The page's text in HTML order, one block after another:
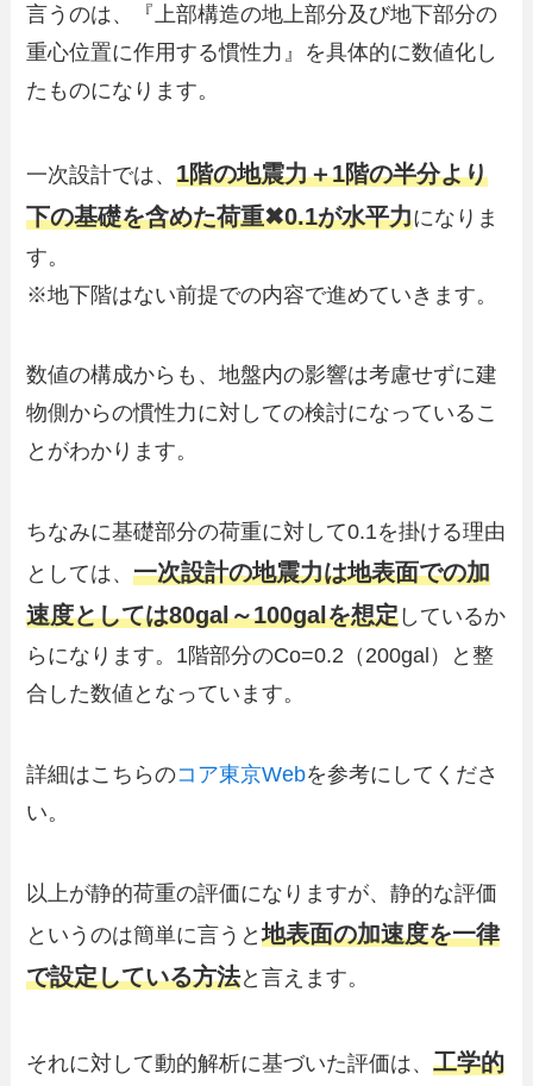
言うのは、『上部構造の地上部分及び地下部分の
重心位置に作用する慣性力』を具体的に数値化し
たものになります。
一次設計では、1階の地震力＋1階の半分より
下の基礎を含めた荷重✖0.1が水平力になりま
す。
※地下階はない前提での内容で進めていきます。
数値の構成からも、地盤内の影響は考慮せずに建
物側からの慣性力に対しての検討になっているこ
とがわかります。
ちなみに基礎部分の荷重に対して0.1を掛ける理由
としては、一次設計の地震力は地表面での加
速度としては80gal～100galを想定 しているか
らになります。1階部分のCo=0.2（200gal）と整
合した数値となっています。
詳細はこちらのコア東京Webを参考にしてくださ
い。
以上が静的荷重の評価になりますが、静的な評価
というのは簡単に言うと地表面の加速度を一律
で設定している方法と言えます。
それに対して動的解析に基づいた評価は、工学的